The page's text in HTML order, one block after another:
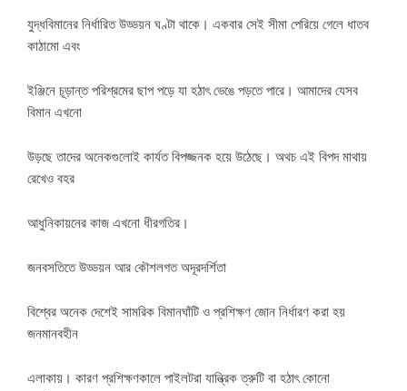
যুদ্ধবিমানের নির্ধারিত উড্ডয়ন ঘণ্টা থাকে। একবার সেই সীমা পেরিয়ে গেলে ধাতব
কাঠামো এবং
ইঞ্জিনে চূড়ান্ত পরিশ্রমের ছাপ পড়ে যা হঠাৎ ভেঙে পড়তে পারে। আমাদের যেসব
বিমান এখনো
উড়ছে তাদের অনেকগুলোই কার্যত বিপজ্জনক হয়ে উঠেছে। অথচ এই বিপদ মাথায়
রেখেও বহর
আধুনিকায়নের কাজ এখনো ধীরগতির।
জনবসতিতে উড্ডয়ন আর কৌশলগত অদূরদর্শিতা
বিশ্বের অনেক দেশেই সামরিক বিমানঘাঁটি ও প্রশিক্ষণ জোন নির্ধারণ করা হয়
জনমানবহীন
এলাকায়। কারণ প্রশিক্ষণকালে পাইলটরা যান্ত্রিক ত্রুটি বা হঠাৎ কোনো